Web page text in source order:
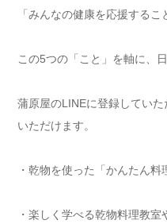
「みんなの健康を応援するこ
この5つの「こと」を軸に、
蒲原屋のLINEに登録してい
いただけます。
・乾物を使った「かんたん
・楽しく学べる乾物料理教